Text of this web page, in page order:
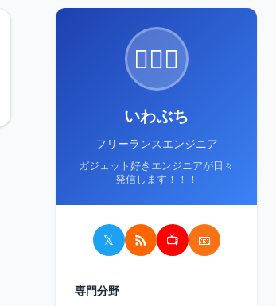
🙋🏻‍♂️
いわぶち
フリーランスエンジニア
ガジェット好きエンジニアが日々
発信します！！！
𝕏 📺 📧
専門分野